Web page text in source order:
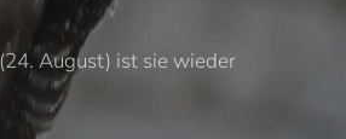
August) ist sie wieder